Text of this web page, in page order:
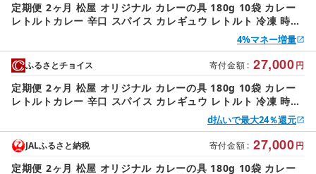
定期便 2ヶ月 松屋 オリジナル カレーの具 180g 10袋 カレー
レトルトカレー 辛口 スパイス カレギュウ レトルト 冷凍 時短
簡単 便利 レンチン おかず 保存食 備蓄 お取り寄せ グルメ 埼
玉県 嵐山町
4%マネー増量
寄付金額 : 27,000円
ふるさとチョイス
定期便 2ヶ月 松屋 オリジナル カレーの具 180g 10袋 カレー
レトルトカレー 辛口 スパイス カレギュウ レトルト 冷凍 時短
簡単 便利 レンチン おかず 保存食 備蓄 お取り寄せ グルメ 埼
玉県 嵐山町
d払いで最大24％還元
寄付金額 : 27,000円
JALふるさと納税
定期便 2ヶ月 松屋 オリジナル カレーの具 180g 10袋 カレー